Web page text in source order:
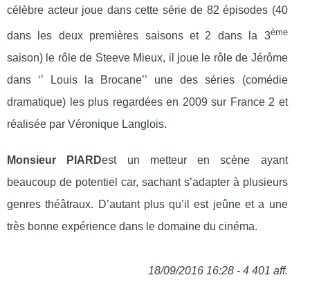
célèbre acteur joue dans cette série de 82 épisodes (40
dans les deux premières saisons et 2 dans la 3ème
saison) le rôle de Steeve Mieux, il joue le rôle de Jérôme
dans ‘’ Louis la Brocane’’ une des séries (comédie
dramatique) les plus regardées en 2009 sur France 2 et
réalisée par Véronique Langlois.
Monsieur PIARDest un metteur en scène ayant
beaucoup de potentiel car, sachant s’adapter à plusieurs
genres théâtraux. D’autant plus qu’il est jeûne et a une
très bonne expérience dans le domaine du cinéma.
18/09/2016 16:28 - 4 401 aff.